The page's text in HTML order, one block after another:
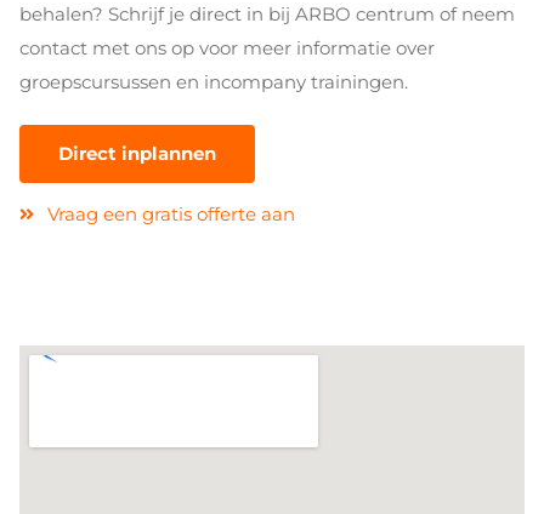
behalen? Schrijf je direct in bij ARBO centrum of neem
contact met ons op voor meer informatie over
groepscursussen en incompany trainingen.
Direct inplannen
Vraag een gratis offerte aan